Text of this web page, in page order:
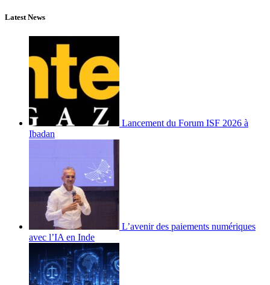
Latest News
Lancement du Forum ISF 2026 à
Ibadan
L’avenir des paiements numériques
avec l’IA en Inde